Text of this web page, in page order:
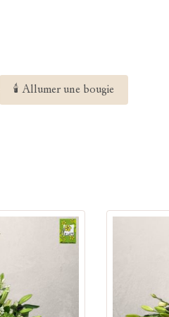
🕯 Allumer une bougie